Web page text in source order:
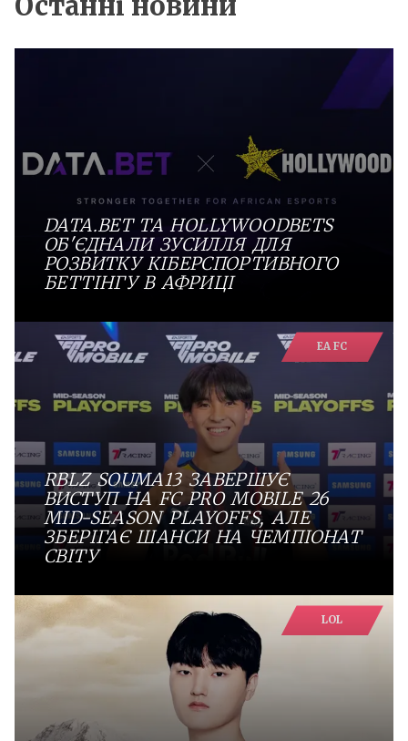
Останні новини
DATA.BET ТА HOLLYWOODBETS
ОБ'ЄДНАЛИ ЗУСИЛЛЯ ДЛЯ
РОЗВИТКУ КІБЕРСПОРТИВНОГО
БЕТТІНГУ В АФРИЦІ
EA FC
RBLZ SOUMA13 ЗАВЕРШУЄ
ВИСТУП НА FC PRO MOBILE 26
MID-SEASON PLAYOFFS, АЛЕ
ЗБЕРІГАЄ ШАНСИ НА ЧЕМПІОНАТ
СВІТУ
LOL